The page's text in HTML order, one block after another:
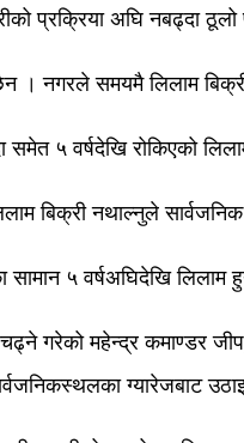
प्रक्रिया अघि नबढ्दा
नगरले समयमै लिलाम
समेत ५ वर्षदेखि रोकिएको
बिक्री नथाल्नुले
सामान ५ वर्षअघिदेखि
गरेको महेन्द्र कमाण्डर
ग्यारेजबाट